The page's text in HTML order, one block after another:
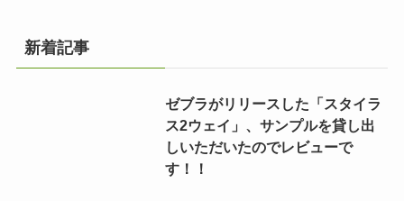
新着記事
ゼブラがリリースした「スタイラ
ス2ウェイ」、サンプルを貸し出
しいただいたのでレビューで
す！！